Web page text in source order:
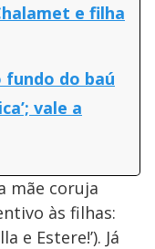
e filha
fundo do baú
vale a
mãe coruja
às filhas:
e Estere!’). Já